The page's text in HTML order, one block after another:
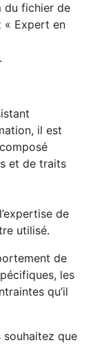
du fichier de
« Expert en
.
il est
et de traits
de
utilisé.
de
les
qu’il
souhaitez que